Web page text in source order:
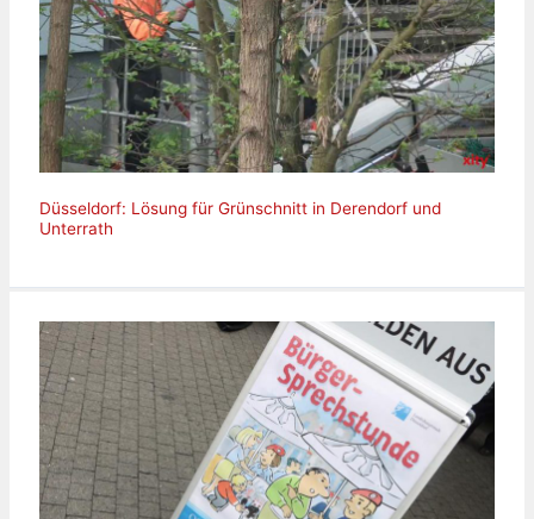
Düsseldorf: Lösung für Grünschnitt in Derendorf und
Unterrath